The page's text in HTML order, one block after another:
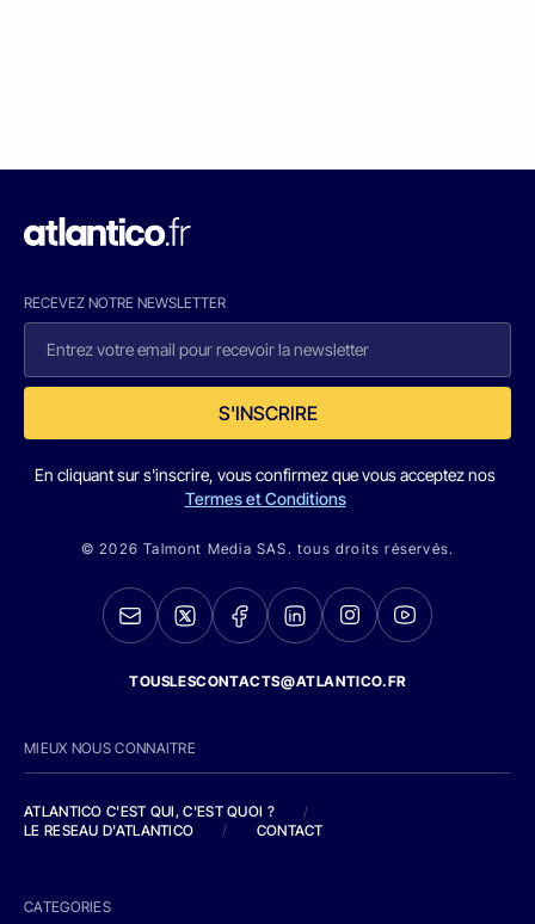
RECEVEZ NOTRE NEWSLETTER
S'INSCRIRE
En cliquant sur s'inscrire, vous confirmez que vous acceptez nos
Termes et Conditions
© 2026 Talmont Media SAS. tous droits réservés.
TOUSLESCONTACTS@ATLANTICO.FR
MIEUX NOUS CONNAITRE
ATLANTICO C'EST QUI, C'EST QUOI ?
/
LE RESEAU D'ATLANTICO
/ CONTACT
CATEGORIES